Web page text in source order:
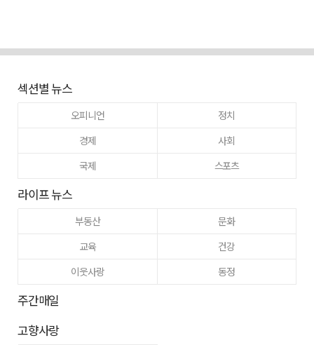
섹션별 뉴스
오피니언
정치
경제
사회
국제
스포츠
라이프 뉴스
부동산
문화
교육
건강
이웃사랑
동정
주간매일
고향사랑